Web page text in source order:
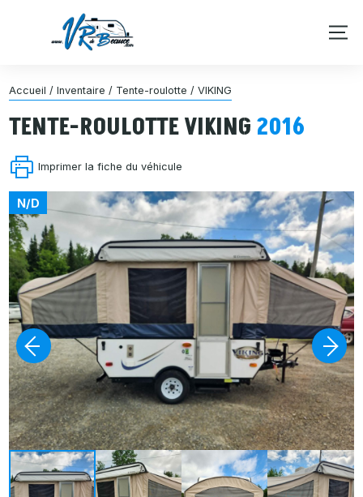
Accueil / Inventaire / Tente-roulotte / VIKING
TENTE-ROULOTTEVIKING 2016
Imprimer la fiche du véhicule
N/D